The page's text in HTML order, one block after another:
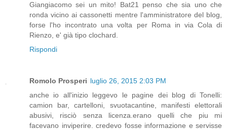
Giangiacomo sei un mito! Bat21 penso che sia uno che
ronda vicino ai cassonetti mentre l'amministratore del blog,
forse l'ho incontrato una volta per Roma in via Cola di
Rienzo, e' già tipo clochard.
Rispondi
Romolo Prosperi luglio 26, 2015 2:03 PM
anche io all'inizio leggevo le pagine dei blog di Tonelli:
camion bar, cartelloni, svuotacantine, manifesti elettorali
abusivi, risciò senza licenza.erano quelli che piu mi
facevano inviperire. credevo fosse informazione e servisse